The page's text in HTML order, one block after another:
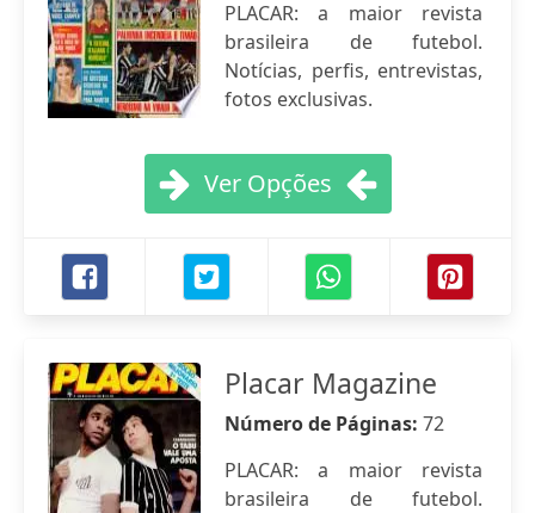
PLACAR: a maior revista
brasileira de futebol.
Notícias, perfis, entrevistas,
fotos exclusivas.
Ver Opções
Placar Magazine
Número de Páginas: 72
PLACAR: a maior revista
brasileira de futebol.